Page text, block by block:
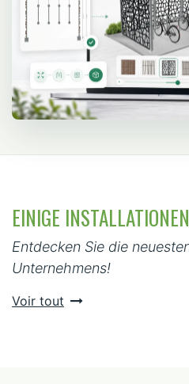
EINIGE INSTALLATIONEN
Entdecken Sie die
Unternehmens!
Voir tout